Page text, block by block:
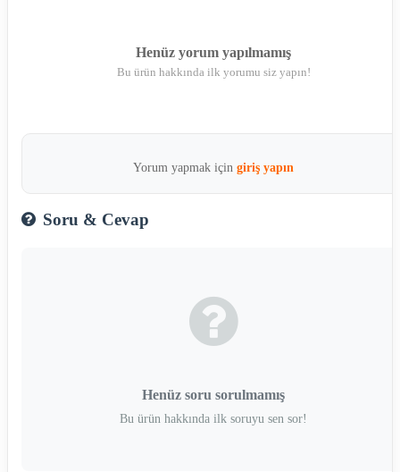
Henüz yorum yapılmamış
Bu ürün hakkında ilk yorumu siz yapın!
Yorum yapmak için giriş yapın
Soru & Cevap
Henüz soru sorulmamış
Bu ürün hakkında ilk soruyu sen sor!